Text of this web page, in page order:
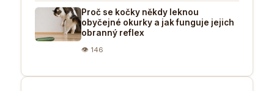
Proč se kočky někdy leknou
obyčejné okurky a jak funguje jejich
obranný reflex
👁 146